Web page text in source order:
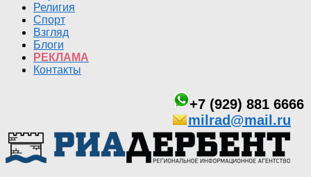
Религия
Спорт
Взгляд
Блоги
РЕКЛАМА
Контакты
+7 (929) 881 6666
milrad@mail.ru